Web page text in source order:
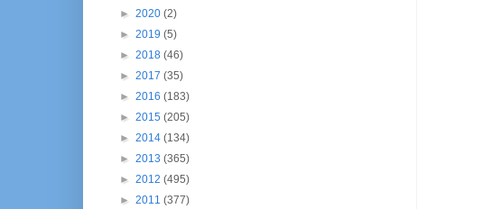
► 2020 (2)
► 2019 (5)
► 2018 (46)
► 2017 (35)
► 2016 (183)
► 2015 (205)
► 2014 (134)
► 2013 (365)
► 2012 (495)
► 2011 (377)